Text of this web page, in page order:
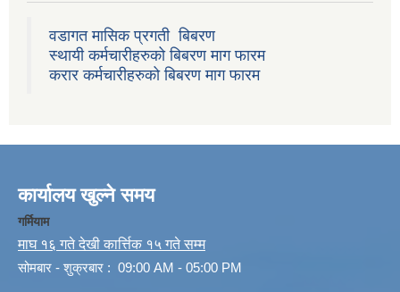
वडागत मासिक प्रगती बिबरण
स्थायी कर्मचारीहरुको बिबरण माग फारम
करार कर्मचारीहरुको बिबरण माग फारम
कार्यालय खुल्ने समय
गर्मियाम
माघ १६ गते देखी कार्त्तिक १५ गते सम्म
सोमबार - शुक्रबार : 09:00 AM - 05:00 PM